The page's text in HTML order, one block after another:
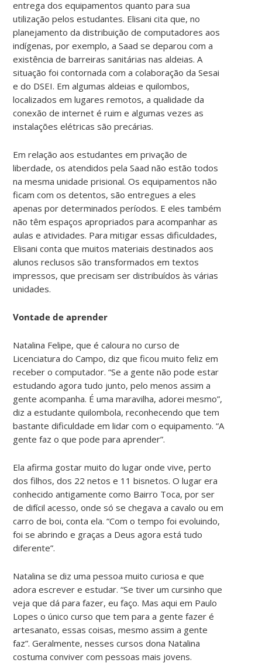
entrega dos equipamentos quanto para sua
utilização pelos estudantes. Elisani cita que, no
planejamento da distribuição de computadores aos
indígenas, por exemplo, a Saad se deparou com a
existência de barreiras sanitárias nas aldeias. A
situação foi contornada com a colaboração da Sesai
e do DSEI. Em algumas aldeias e quilombos,
localizados em lugares remotos, a qualidade da
conexão de internet é ruim e algumas vezes as
instalações elétricas são precárias.
Em relação aos estudantes em privação de
liberdade, os atendidos pela Saad não estão todos
na mesma unidade prisional. Os equipamentos não
ficam com os detentos, são entregues a eles
apenas por determinados períodos. E eles também
não têm espaços apropriados para acompanhar as
aulas e atividades. Para mitigar essas dificuldades,
Elisani conta que muitos materiais destinados aos
alunos reclusos são transformados em textos
impressos, que precisam ser distribuídos às várias
unidades.
Vontade de aprender
Natalina Felipe, que é caloura no curso de
Licenciatura do Campo, diz que ficou muito feliz em
receber o computador. “Se a gente não pode estar
estudando agora tudo junto, pelo menos assim a
gente acompanha. É uma maravilha, adorei mesmo”,
diz a estudante quilombola, reconhecendo que tem
bastante dificuldade em lidar com o equipamento. “A
gente faz o que pode para aprender”.
Ela afirma gostar muito do lugar onde vive, perto
dos filhos, dos 22 netos e 11 bisnetos. O lugar era
conhecido antigamente como Bairro Toca, por ser
de difícil acesso, onde só se chegava a cavalo ou em
carro de boi, conta ela. “Com o tempo foi evoluindo,
foi se abrindo e graças a Deus agora está tudo
diferente”.
Natalina se diz uma pessoa muito curiosa e que
adora escrever e estudar. “Se tiver um cursinho que
veja que dá para fazer, eu faço. Mas aqui em Paulo
Lopes o único curso que tem para a gente fazer é
artesanato, essas coisas, mesmo assim a gente
faz”. Geralmente, nesses cursos dona Natalina
costuma conviver com pessoas mais jovens.